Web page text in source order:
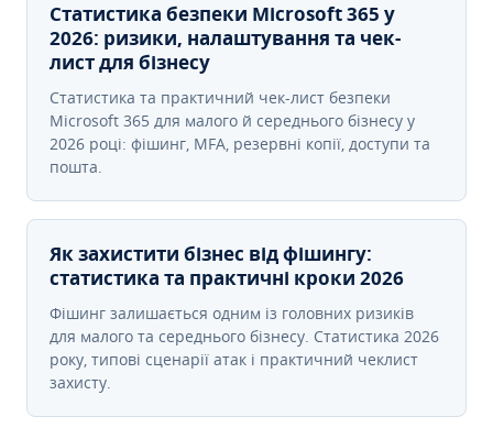
Статистика безпеки Microsoft 365 у
2026: ризики, налаштування та чек-
лист для бізнесу
Статистика та практичний чек-лист безпеки
Microsoft 365 для малого й середнього бізнесу у
2026 році: фішинг, MFA, резервні копії, доступи та
пошта.
Як захистити бізнес від фішингу:
статистика та практичні кроки 2026
Фішинг залишається одним із головних ризиків
для малого та середнього бізнесу. Статистика 2026
року, типові сценарії атак і практичний чеклист
захисту.